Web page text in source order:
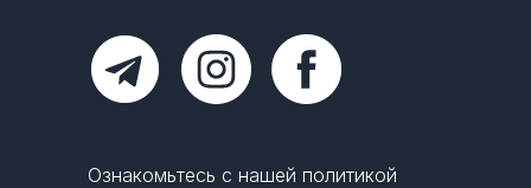
Ознакомьтесь с нашей политикой